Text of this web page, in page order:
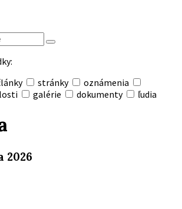
stránky
oznámenia
galérie dokumenty ľudia
2026